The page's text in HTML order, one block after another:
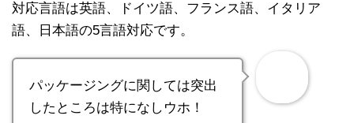
対応言語は英語、ドイツ語、フランス語、イタリア
語、日本語の5言語対応です。
パッケージングに関しては突出
したところは特になしウホ！